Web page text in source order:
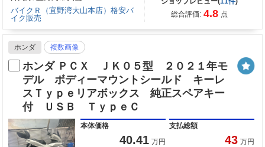
バイクＲ（宜野湾大山本店）格安バ
イク販売
総合評価: 4.8 点
ホンダ 複数画像
ホンダ ＰＣＸ ＪＫ０５型 ２０２１年モ
デル ボディーマウントシールド キーレ
スＴｙｐｅリアボックス 純正スペアキー
付 ＵＳＢ ＴｙｐｅＣ
本体価格
40.41 万円
支払総額
43 万円